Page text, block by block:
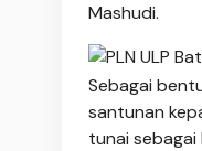
Mashudi.
Sebagai
santunan
tunai